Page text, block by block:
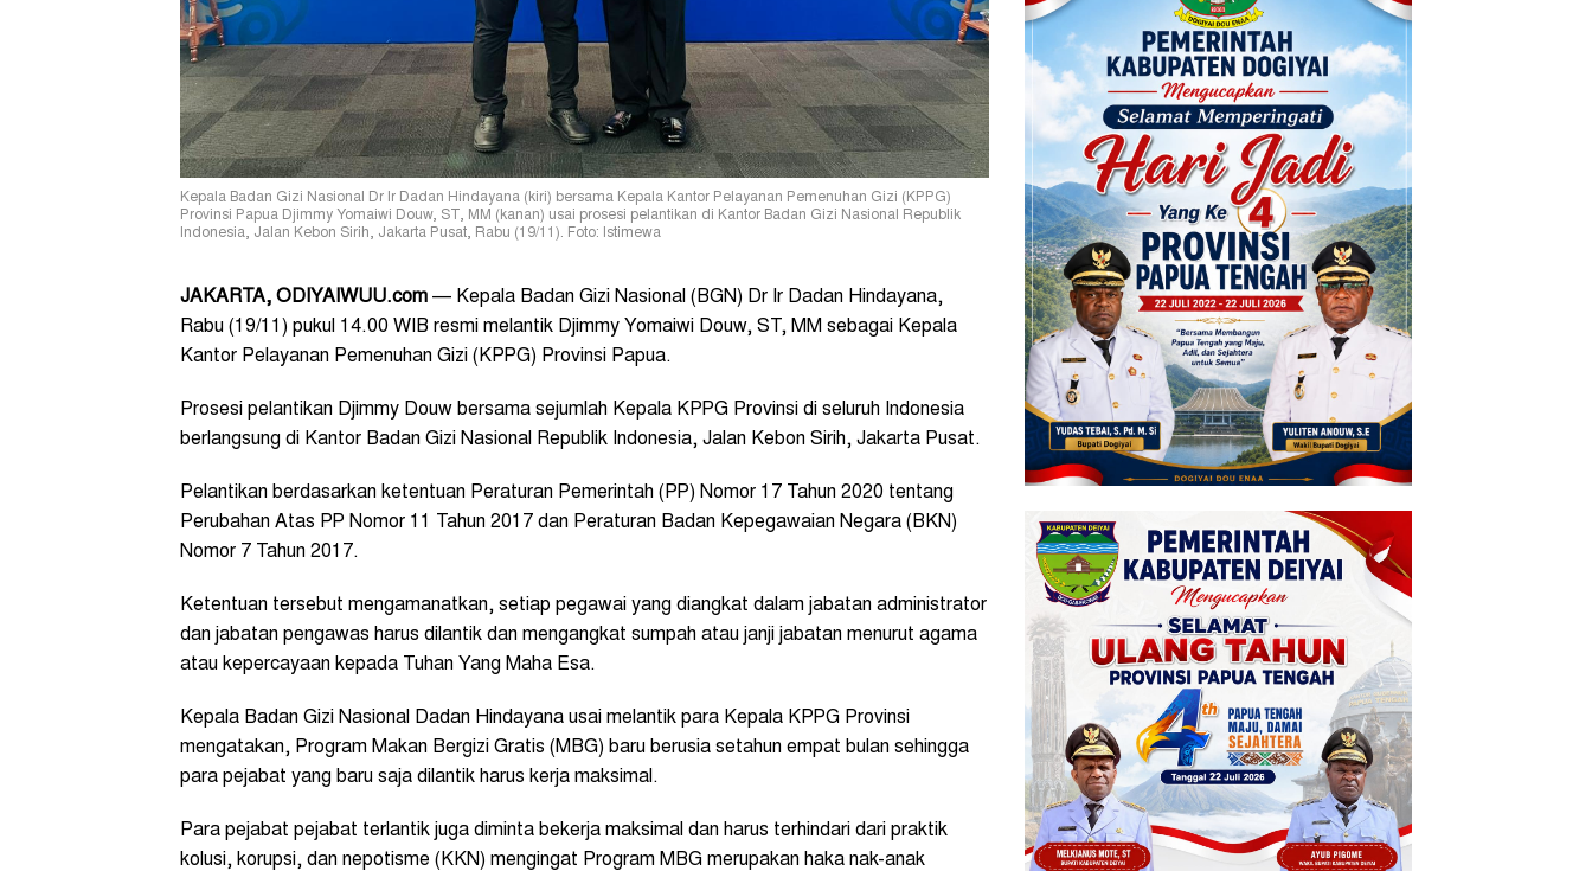
Kepala Badan Gizi Nasional Dr Ir Dadan Hindayana (kiri) bersama Kepala Kantor Pelayanan Pemenuhan Gizi (KPPG)
Provinsi Papua Djimmy Yomaiwi Douw, ST, MM (kanan) usai prosesi pelantikan di Kantor Badan Gizi Nasional Republik
Indonesia, Jalan Kebon Sirih, Jakarta Pusat, Rabu (19/11). Foto: Istimewa
JAKARTA, ODIYAIWUU.com — Kepala Badan Gizi Nasional (BGN) Dr Ir Dadan Hindayana,
Rabu (19/11) pukul 14.00 WIB resmi melantik Djimmy Yomaiwi Douw, ST, MM sebagai Kepala
Kantor Pelayanan Pemenuhan Gizi (KPPG) Provinsi Papua.
Prosesi pelantikan Djimmy Douw bersama sejumlah Kepala KPPG Provinsi di seluruh Indonesia
berlangsung di Kantor Badan Gizi Nasional Republik Indonesia, Jalan Kebon Sirih, Jakarta Pusat.
Pelantikan berdasarkan ketentuan Peraturan Pemerintah (PP) Nomor 17 Tahun 2020 tentang
Perubahan Atas PP Nomor 11 Tahun 2017 dan Peraturan Badan Kepegawaian Negara (BKN)
Nomor 7 Tahun 2017.
Ketentuan tersebut mengamanatkan, setiap pegawai yang diangkat dalam jabatan administrator
dan jabatan pengawas harus dilantik dan mengangkat sumpah atau janji jabatan menurut agama
atau kepercayaan kepada Tuhan Yang Maha Esa.
Kepala Badan Gizi Nasional Dadan Hindayana usai melantik para Kepala KPPG Provinsi
mengatakan, Program Makan Bergizi Gratis (MBG) baru berusia setahun empat bulan sehingga
para pejabat yang baru saja dilantik harus kerja maksimal.
Para pejabat pejabat terlantik juga diminta bekerja maksimal dan harus terhindari dari praktik
kolusi, korupsi, dan nepotisme (KKN) mengingat Program MBG merupakan haka nak-anak